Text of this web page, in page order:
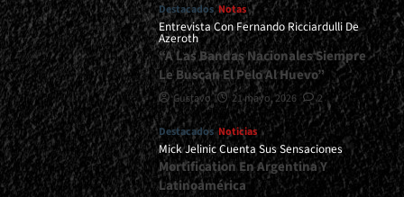
Destacados Notas
Entrevista Con Fernando Ricciardulli De
Azeroth
“A Las Bandas Nacionales Siempre
Le Buscan El Pelo Al Huevo”
Gustavo 21 mayo, 2026 2
Destacados Noticias
Mick Jelinic Cuenta Sus Sensaciones
Mortification En Argentina Y
Latinoamérica